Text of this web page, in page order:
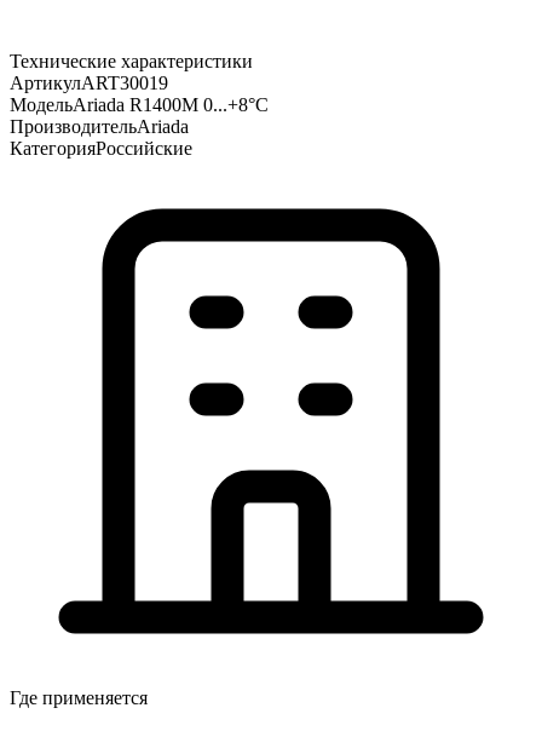
Технические характеристики
АртикулART30019
МодельAriada R1400M 0...+8°С
ПроизводительAriada
КатегорияРоссийские
Где применяется